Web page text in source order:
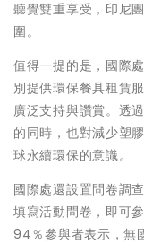
聽覺雙重享受，印尼
圍。
值得一提的是，國際
別提供環保餐具租賃
廣泛支持與讚賞。透
的同時，也對減少塑
球永續環保的意識。
國際處還設置問卷調
填寫活動問卷，即可
94％參與者表示，無